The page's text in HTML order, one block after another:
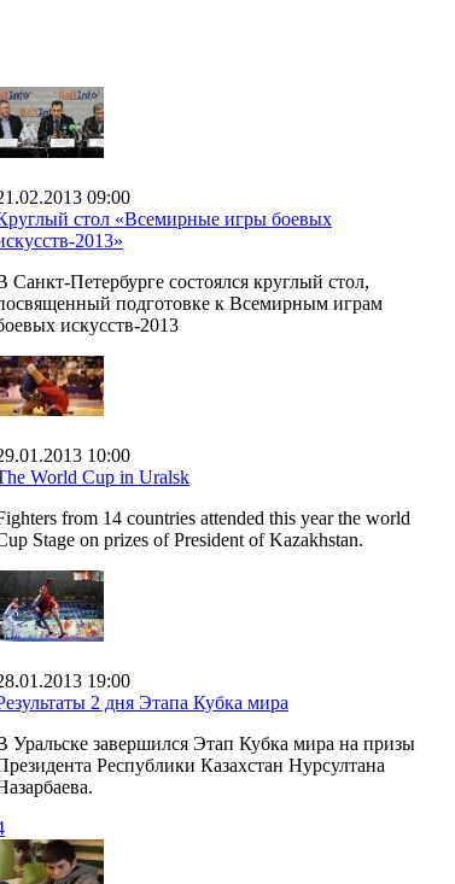
09:00
стол «Всемирные игры боевых
2013»
Санкт-Петербурге состоялся круглый стол,
подготовке к Всемирным играм
искусств-2013
10:00
World Cup in Uralsk
from 14 countries attended this year the world
Stage on prizes of President of Kazakhstan.
19:00
2 дня Этапа Кубка мира
Уральске завершился Этап Кубка мира на призы
Республики Казахстан Нурсултана